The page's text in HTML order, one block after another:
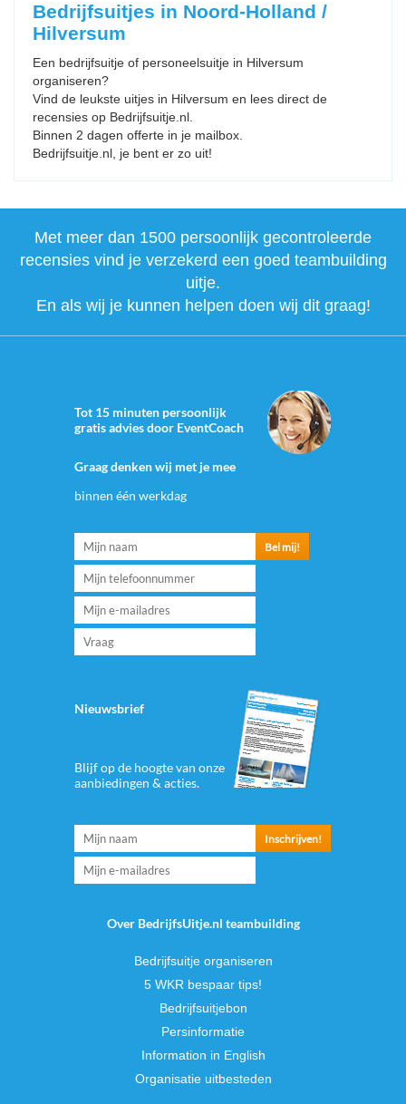
Bedrijfsuitjes in Noord-Holland /
Hilversum
Een bedrijfsuitje of personeelsuitje in Hilversum
organiseren?
Vind de leukste uitjes in Hilversum en lees direct de
recensies op Bedrijfsuitje.nl.
Binnen 2 dagen offerte in je mailbox.
Bedrijfsuitje.nl, je bent er zo uit!
Met meer dan 1500 persoonlijk gecontroleerde
recensies vind je verzekerd een goed teambuilding
uitje.
En als wij je kunnen helpen doen wij dit graag!
Tot 15 minuten persoonlijk
gratis advies door EventCoach
Graag denken wij met je mee
binnen één werkdag
Nieuwsbrief
Blijf op de hoogte van onze
aanbiedingen & acties.
Over BedrijfsUitje.nl teambuilding
Bedrijfsuitje organiseren
5 WKR bespaar tips!
Bedrijfsuitjebon
Persinformatie
Information in English
Organisatie uitbesteden